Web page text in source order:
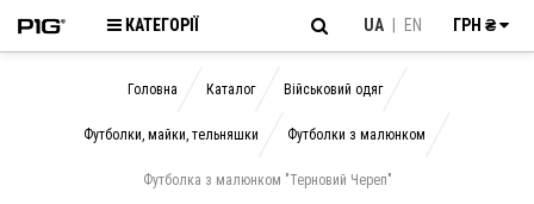
КАТЕГОРІЇ UA EN ГРН ₴
Головна Каталог Військовий одяг
Футболки, майки, тельняшки Футболки з малюнком
Футболка з малюнком "Терновий Череп"